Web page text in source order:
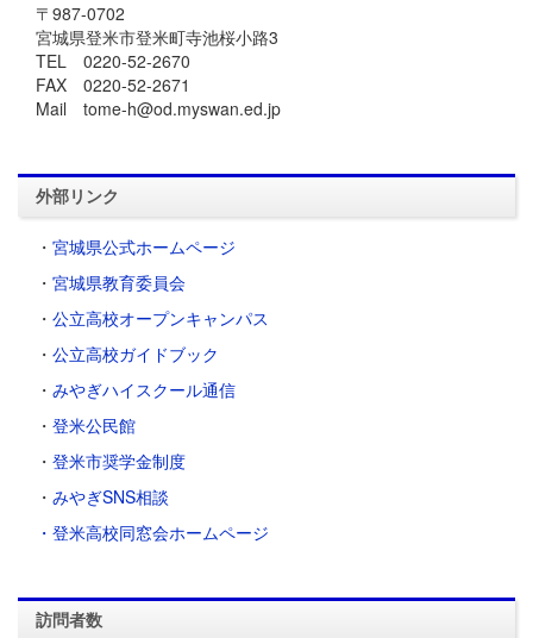
〒987-0702
宮城県登米市登米町寺池桜小路3
TEL 0220-52-2670
FAX 0220-52-2671
Mail tome-h@od.myswan.ed.jp
外部リンク
・ 宮城県公式ホームページ
・ 宮城県教育委員会
・ 公立高校オープンキャンパス
・ 公立高校ガイドブック
・ みやぎハイスクール通信
・ 登米公民館
・ 登米市奨学金制度
・ みやぎSNS相談
・登米高校同窓会ホームページ
訪問者数